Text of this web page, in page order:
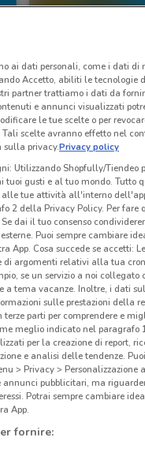
-5
McDonald's
Scade giovedì
Burger King
Scade il 30/09
ai dati personali, come i dati di
Accetto, abiliti le tecnologie
partner trattiamo i dati da
e annunci visualizzati
le tue scelte o per
scelte avranno effetto nel
privacy.Privacy policy
Utilizzando Shopfully/Tiendeo
gusti e al tuo mondo. Tutto
tue attività all'interno
2 della Privacy Policy. Per fare
dai il tuo consenso
Puoi sempre cambiare
App. Cosa succede se accetti:
argomenti relativi alla tua
se un servizio a noi
tema vacanze. Inoltre, i dati
sulle prestazioni della
terze parti per comprendere e
meglio indicato nel paragrafo
per la creazione di report,
e analisi delle tendenze.
> Privacy >
annunci pubblicitari, ma
Potrai sempre cambiare
App.
fornire: